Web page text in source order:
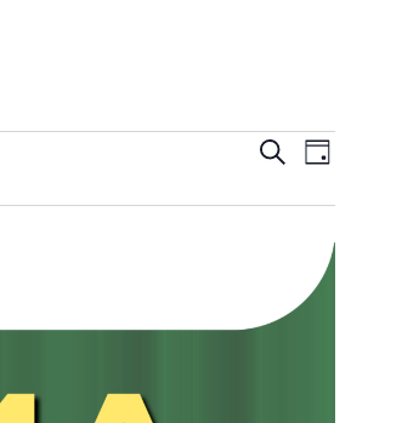
de
PesquisarNavegação
de
de
Dia